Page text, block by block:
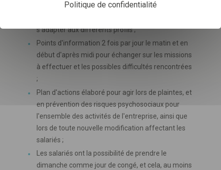
les salariés ;
s'adapter aux différents profils ;
Points d'information 2 fois par jour le matin et en
début d'après midi pour échanger sur les missions
à effectuer et les possibles difficultés rencontrées
;
Plan d'actions élaboré pour agir lors de plaintes, et
en prévention des risques psychosociaux pour
l'ensemble des activités de l'entreprise, ainsi que
lors de toute nouvelle modification affectant les
salariés ;
Les salariés ont la possibilité de prendre le
dimanche comme jour de congé, et cela, au moins
Politique de confidentialité